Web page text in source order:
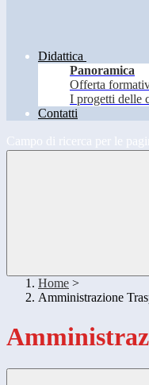
Didattica
Panoramica
Offerta
I progetti delle
Contatti
Campo di ricerca per le
Home >
Amministrazione